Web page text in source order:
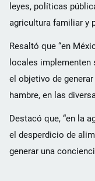
leyes, políticas
agricultura familiar y
Resaltó que “en
locales
el objetivo de
hambre, en las
Destacó que, “en la
el desperdicio de
generar una